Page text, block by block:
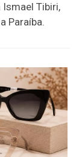
Ismael Tibiri,
Paraíba.